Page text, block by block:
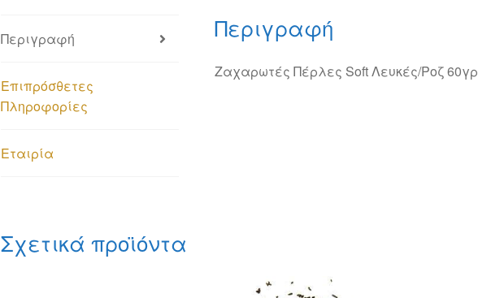
Περιγραφή
Επιπρόσθετες
Πληροφορίες
Εταιρία
Περιγραφή
Ζαχαρωτές Πέρλες Soft Λευκές/Ροζ 60γρ
Σχετικά προϊόντα